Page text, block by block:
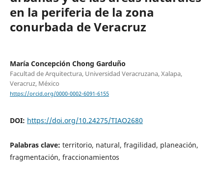
en la periferia de la zona
conurbada de Veracruz
María Concepción Chong Garduño
Facultad de Arquitectura, Universidad Veracruzana, Xalapa,
Veracruz, México
https://orcid.org/0000-0002-6091-6155
DOI: https://doi.org/10.24275/TIAO2680
Palabras clave: territorio, natural, fragilidad, planeación,
fragmentación, fraccionamientos